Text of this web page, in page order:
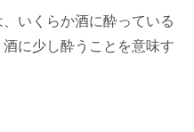
いくらか酒に酔っている
に少し酔うことを意味す